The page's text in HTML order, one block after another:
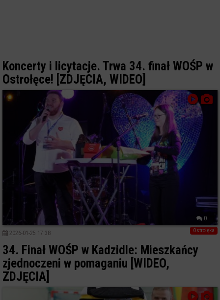
Koncerty i licytacje. Trwa 34. finał WOŚP w
Ostrołęce! [ZDJĘCIA, WIDEO]
0
Ostrołęka
2026-01-25 17:38
34. Finał WOŚP w Kadzidle: Mieszkańcy
zjednoczeni w pomaganiu [WIDEO,
ZDJĘCIA]